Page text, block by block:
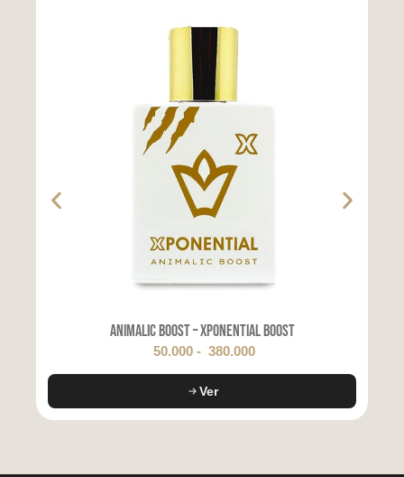
Animalic Boost – Xponential Boost
50.000 - 380.000
Ver